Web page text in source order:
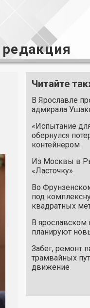
редакция
Читайте
В Ярославле
адмирала
«Испытание
обернулся
контейнером
Из Москвы в
«Ласточку»
Во
под
квадратных
В ярославском
планируют
Забег, ремонт
трамвайных
движение